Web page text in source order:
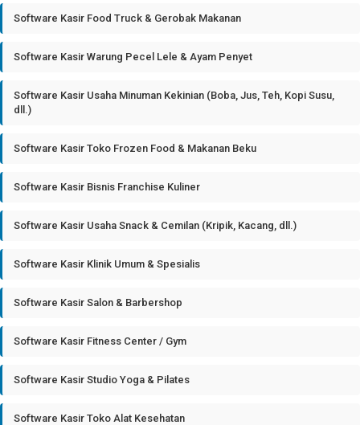
Software Kasir Food Truck & Gerobak Makanan
Software Kasir Warung Pecel Lele & Ayam Penyet
Software Kasir Usaha Minuman Kekinian (Boba, Jus, Teh, Kopi Susu,
dll.)
Software Kasir Toko Frozen Food & Makanan Beku
Software Kasir Bisnis Franchise Kuliner
Software Kasir Usaha Snack & Cemilan (Kripik, Kacang, dll.)
Software Kasir Klinik Umum & Spesialis
Software Kasir Salon & Barbershop
Software Kasir Fitness Center / Gym
Software Kasir Studio Yoga & Pilates
Software Kasir Toko Alat Kesehatan